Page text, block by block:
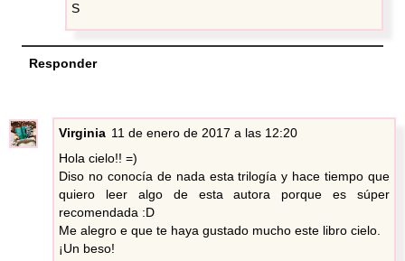
S
Responder
Virginia 11 de enero de 2017 a las 12:20
Hola cielo!! =)
Diso no conocía de nada esta trilogía y hace tiempo que
quiero leer algo de esta autora porque es súper
recomendada :D
Me alegro e que te haya gustado mucho este libro cielo.
¡Un beso!